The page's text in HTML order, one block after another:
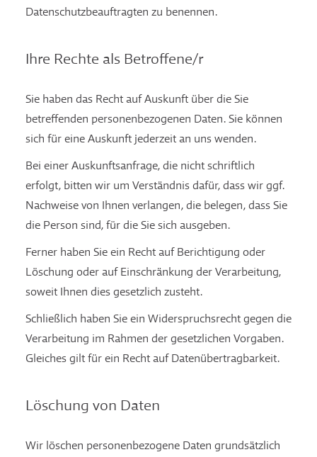
Datenschutzbeauftragten zu benennen.
Ihre Rechte als Betroffene/r
Sie haben das Recht auf Auskunft über die Sie
betreffenden personenbezogenen Daten. Sie können
sich für eine Auskunft jederzeit an uns wenden.
Bei einer Auskunftsanfrage, die nicht schriftlich
erfolgt, bitten wir um Verständnis dafür, dass wir ggf.
Nachweise von Ihnen verlangen, die belegen, dass Sie
die Person sind, für die Sie sich ausgeben.
Ferner haben Sie ein Recht auf Berichtigung oder
Löschung oder auf Einschränkung der Verarbeitung,
soweit Ihnen dies gesetzlich zusteht.
Schließlich haben Sie ein Widerspruchsrecht gegen die
Verarbeitung im Rahmen der gesetzlichen Vorgaben.
Gleiches gilt für ein Recht auf Datenübertragbarkeit.
Löschung von Daten
Wir löschen personenbezogene Daten grundsätzlich